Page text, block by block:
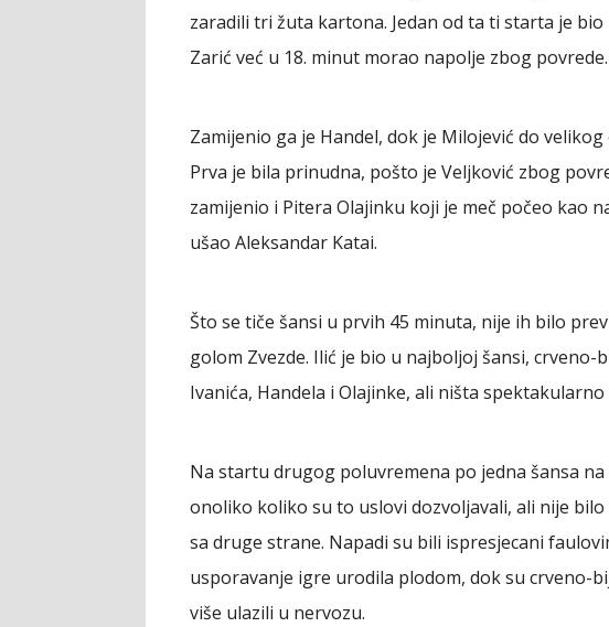
zaradili tri žuta kartona. Jedan od ta ti starta je
Zarić već u 18. minut morao napolje zbog povrede.
Zamijenio ga je Handel, dok je Milojević do
Prva je bila prinudna, pošto je Veljković zbog
zamijenio i Pitera Olajinku koji je meč počeo kao
ušao Aleksandar Katai.
Što se tiče šansi u prvih 45 minuta, nije ih bilo
golom Zvezde. Ilić je bio u najboljoj šansi,
Ivanića, Handela i Olajinke, ali ništa spektakularno
Na startu drugog poluvremena po jedna šansa
onoliko koliko su to uslovi dozvoljavali, ali nije
sa druge strane. Napadi su bili ispresjecani
usporavanje igre urodila plodom, dok su crveno-
više ulazili u nervozu.